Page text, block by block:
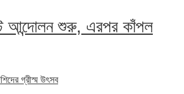
আন্দোলন শুরু, এরপর কাঁপল